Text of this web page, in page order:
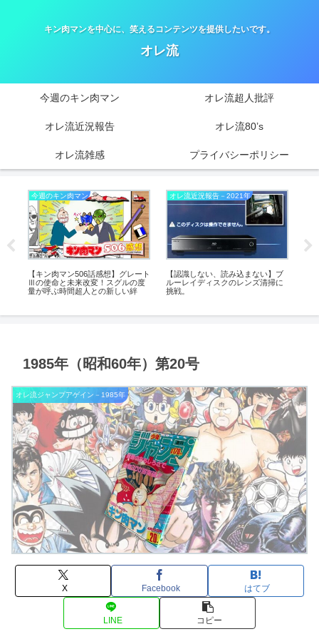
キン肉マンを中心に、笑えるコンテンツを提供したいです。
オレ流
今週のキン肉マン オレ流超人批評
オレ流近況報告 オレ流80’s
オレ流雑感 プライバシーポリシー
今週のキン肉マン
【キン肉マン506話感想】グレート
Ⅲの使命と未来改変！スグルの度
量が呼ぶ時間超人との新しい絆
オレ流近況報告－2021年
【認識しない、読み込まない】ブ
ルーレイディスクのレンズ清掃に
挑戦。
1985年（昭和60年）第20号
オレ流ジャンプアゲイン－1985年
X Facebook はてブ
LINE コピー